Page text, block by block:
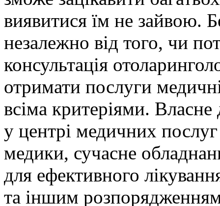
виявитися їм не зайвою.
незалежно від того, чи
консультація
отримати послуги
всіма критеріями.
у центрі медичних
медики, сучасне
для ефективного
та іншим